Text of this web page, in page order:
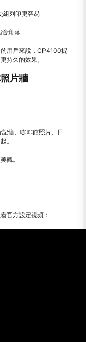
組列印更容易
舍角落
用戶來說，CP4100提
持久的效果。
片牆
憶、咖啡館照片、日
。
觀。
官方設定視頻：